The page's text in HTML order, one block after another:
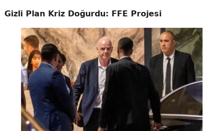
Gizli Plan Kriz Doğurdu: FFE Projesi